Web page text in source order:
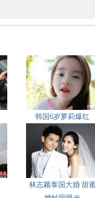
韩国6岁萝莉爆红
林志颖泰国大婚 甜